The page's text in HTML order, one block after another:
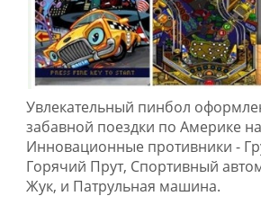
Увлекательный пинбол
забавной поездки по Америке на
Инновационные противники -
Горячий Прут, Спортивный
Жук, и Патрульная машина.